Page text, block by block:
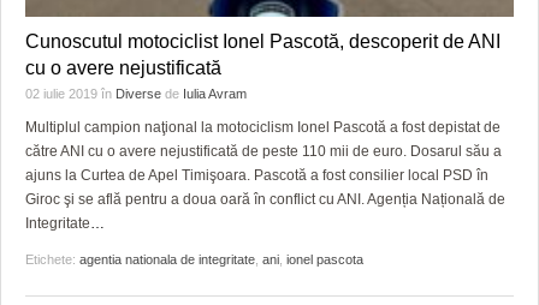
Cunoscutul motociclist Ionel Pascotă, descoperit de ANI
cu o avere nejustificată
02 iulie 2019 în Diverse de Iulia Avram
Multiplul campion naţional la motociclism Ionel Pascotă a fost depistat de
către ANI cu o avere nejustificată de peste 110 mii de euro. Dosarul său a
ajuns la Curtea de Apel Timişoara. Pascotă a fost consilier local PSD în
Giroc şi se află pentru a doua oară în conflict cu ANI. Agenția Națională de
Integritate
Etichete: agentia nationala de integritate ani ionel pascota